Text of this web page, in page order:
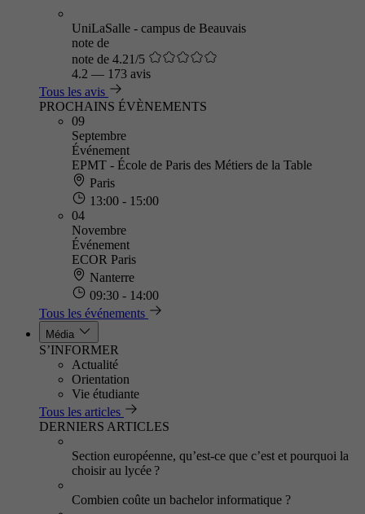
UniLaSalle - campus de Beauvais
note de
note de 4.21/5
4.2 — 173 avis
Tous les avis
PROCHAINS ÉVÈNEMENTS
09
Septembre
Événement
EPMT - École de Paris des Métiers de la Table
Paris
13:00 - 15:00
04
Novembre
Événement
ECOR Paris
Nanterre
09:30 - 14:00
Tous les événements
Média
S’INFORMER
Actualité
Orientation
Vie étudiante
Tous les articles
DERNIERS ARTICLES
Section européenne, qu’est-ce que c’est et pourquoi la
choisir au lycée ?
Combien coûte un bachelor informatique ?